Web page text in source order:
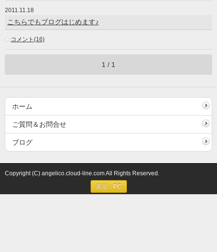
2011.11.18
こちらでもブログはじめます♪
コメント(16)
1 / 1
ホーム
ご質問＆お問合せ
ブログ
Copyright (C) angelico.cloud-line.com All Rights Reserved.
表示：PC